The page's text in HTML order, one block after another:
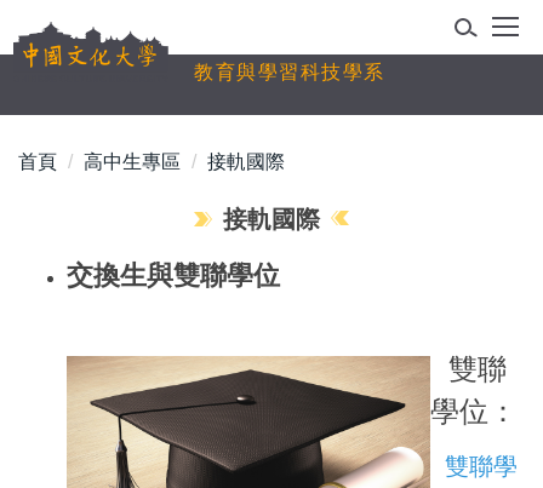
到
容
教育與學習科技學系
首頁 高中生專區 接軌國際
接軌國際
交換生與雙聯學位
雙聯
學位：
雙聯學